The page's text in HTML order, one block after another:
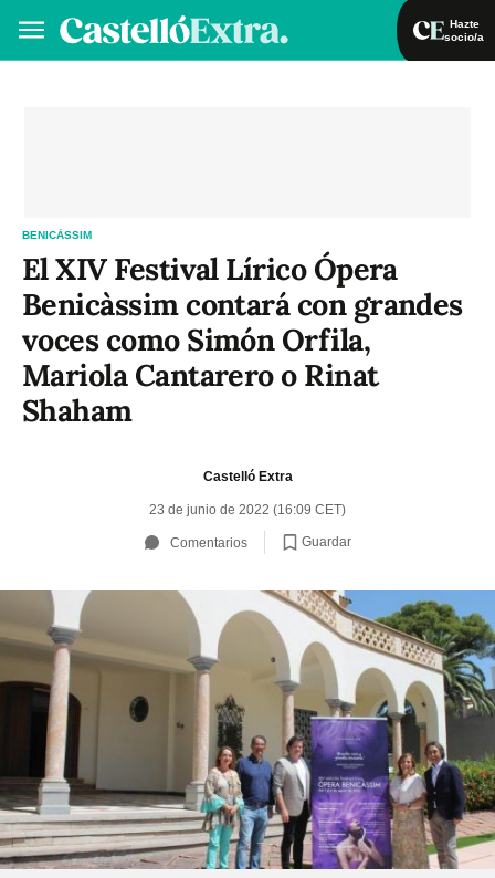
Hazte
socio/a
BENICÀSSIM
El XIV Festival Lírico Ópera
Benicàssim contará con grandes
voces como Simón Orfila,
Mariola Cantarero o Rinat
Shaham
Castelló Extra
23 de junio de 2022 (16:09 CET)
Comentarios Guardar